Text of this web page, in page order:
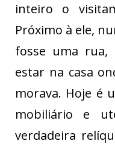
inteiro o
Próximo à ele,
fosse uma rua,
estar na casa
morava. Hoje é
mobiliário e
verdadeira